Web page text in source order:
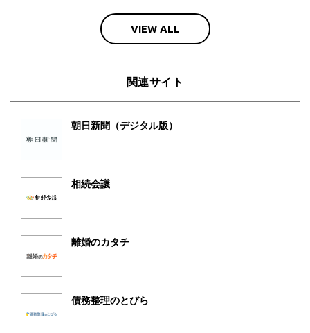
VIEW ALL
関連サイト
朝日新聞（デジタル版）
相続会議
離婚のカタチ
債務整理のとびら